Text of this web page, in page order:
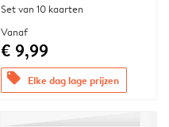
Set van 10 kaarten
Vanaf
€ 9,99
offers Elke dag lage prijzen